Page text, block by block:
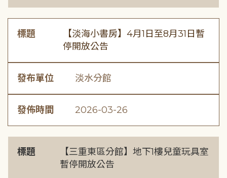
標題
【淡海小書房】4月1日至8月31日暫
停開放公告
發布單位 淡水分館
發佈時間 2026-03-26
標題
【三重東區分館】地下1樓兒童玩具室
暫停開放公告